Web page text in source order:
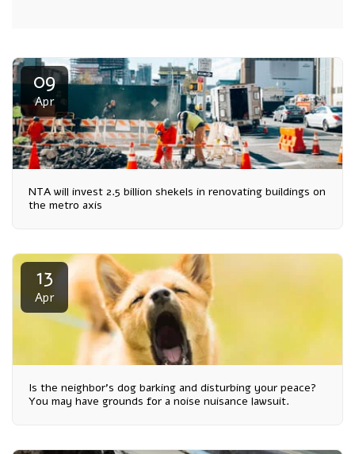
09
Apr
NTA will invest 2.5 billion shekels in renovating buildings on
the metro axis
13
Apr
Is the neighbor's dog barking and disturbing your peace?
You may have grounds for a noise nuisance lawsuit.